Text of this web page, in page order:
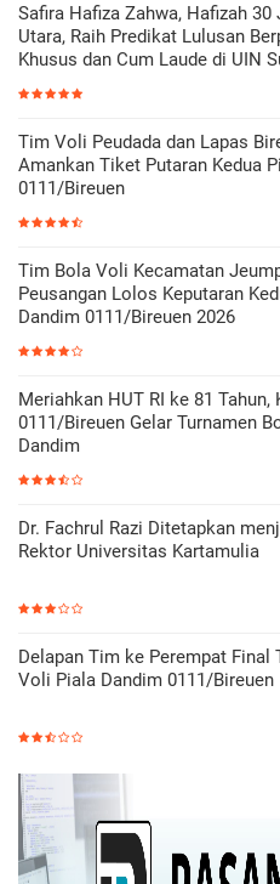
Safira Hafiza Zahwa, Hafizah 30
Utara, Raih Predikat Lulusan
Khusus dan Cum Laude di UIN
Tim Voli Peudada dan Lapas
Amankan Tiket Putaran Kedua
0111/Bireuen
Tim Bola Voli Kecamatan
Peusangan Lolos Keputaran
Dandim 0111/Bireuen 2026
Meriahkan HUT RI ke 81 Tahun,
0111/Bireuen Gelar Turnamen
Dandim
Dr. Fachrul Razi Ditetapkan
Rektor Universitas Kartamulia
Delapan Tim ke Perempat Final
Voli Piala Dandim 0111/Bireuen